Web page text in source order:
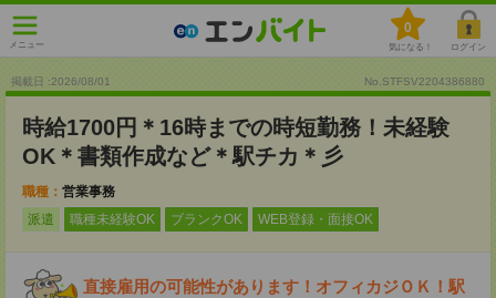
メニュー
0
気になる！ ログイン
掲載日 :2026/08/01 No.STFSV2204386880
時給1700円＊16時までの時短勤務！未経験
OK＊書類作成など＊駅チカ＊彡
職種： 営業事務
派遣
職種未経験OK ブランクOK WEB登録・面接OK
直接雇用の可能性があります！オフィカジＯＫ！駅